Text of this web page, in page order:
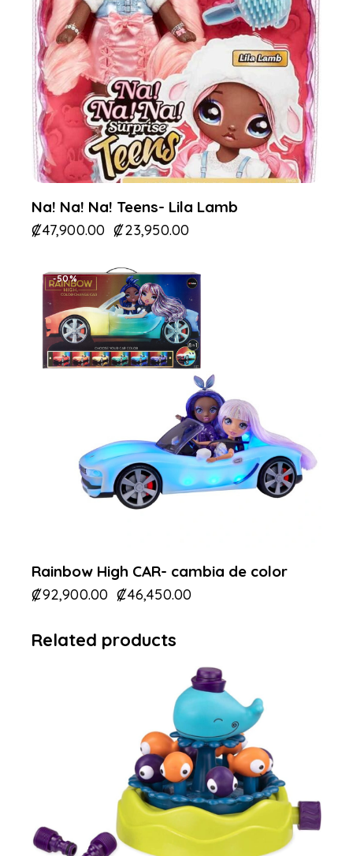
Na! Na! Na! Teens- Lila Lamb
₡47,900.00 ₡23,950.00
-50%
Rainbow High CAR- cambia de color
₡92,900.00 ₡46,450.00
Related products